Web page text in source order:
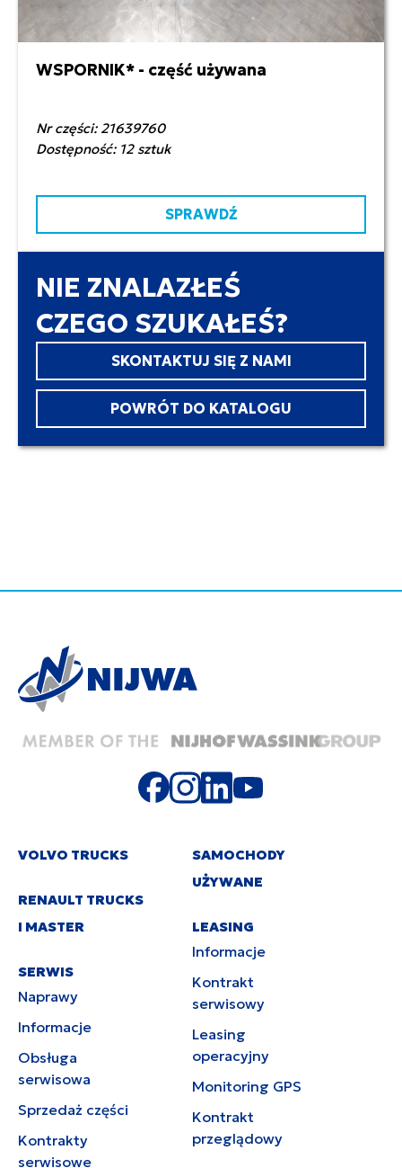
350,00 zł netto
WSPORNIK* - część używana
Nr części: 21639760
Dostępność: 12 sztuk
SPRAWDŹ
NIE ZNALAZŁEŚ
CZEGO SZUKAŁEŚ?
SKONTAKTUJ SIĘ Z NAMI
POWRÓT DO KATALOGU
VOLVO TRUCKS
RENAULT TRUCKS
I MASTER
SERWIS
Naprawy
Informacje
Obsługa
serwisowa
Sprzedaż części
Kontrakty
serwisowe
SAMOCHODY
UŻYWANE
LEASING
Informacje
Kontrakt
serwisowy
Leasing
operacyjny
Monitoring GPS
Kontrakt
przeglądowy